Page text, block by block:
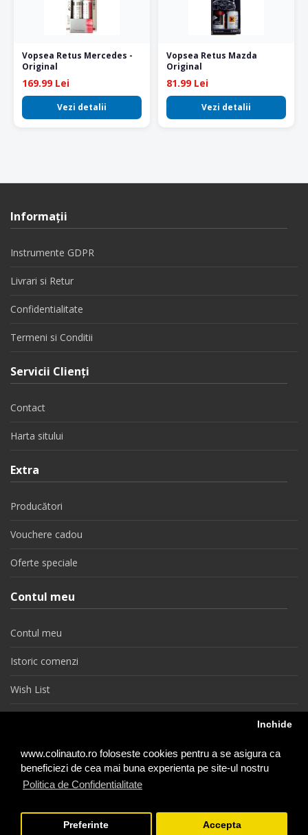
www.colinauto.ro foloseste cookies pentru a se asigura ca
beneficiezi de cea mai buna experienta pe site-ul nostru
Politica de Confidentialitate
Inchide
Preferinte Accepta
Vopsea Retus Mercedes -
Original
169.99 Lei
Vezi detalii
Vopsea Retus Mazda
Original
81.99 Lei
Vezi detalii
Informaţii
Instrumente GDPR
Livrari si Retur
Confidentialitate
Termeni si Conditii
Servicii Clienţi
Contact
Harta sitului
Extra
Producători
Vouchere cadou
Oferte speciale
Contul meu
Contul meu
Istoric comenzi
Wish List